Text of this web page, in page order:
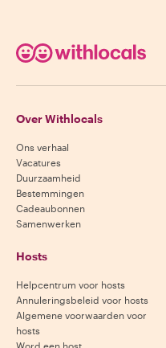
Over Withlocals
Ons verhaal
Vacatures
Duurzaamheid
Bestemmingen
Cadeaubonnen
Samenwerken
Hosts
Helpcentrum voor hosts
Annuleringsbeleid voor hosts
Algemene voorwaarden voor
hosts
Word een host